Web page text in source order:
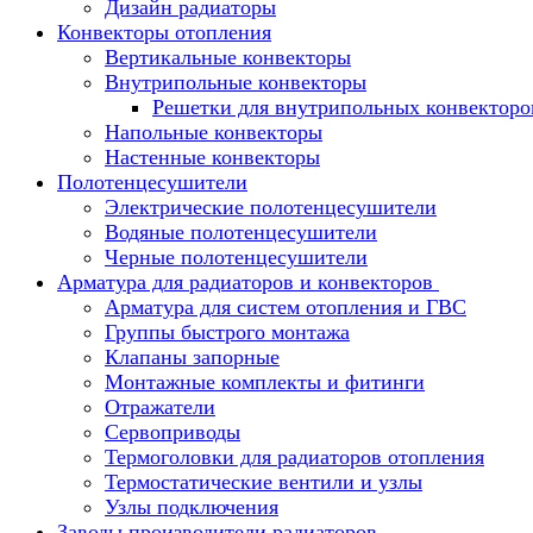
Дизайн радиаторы
Конвекторы отопления
Вертикальные конвекторы
Внутрипольные конвекторы
Решетки для внутрипольных
Напольные конвекторы
Настенные конвекторы
Полотенцесушители
Электрические полотенцесушители
Водяные полотенцесушители
Черные полотенцесушители
Арматура для радиаторов и конвекторов
Арматура для систем отопления и ГВС
Группы быстрого монтажа
Клапаны запорные
Монтажные комплекты и фитинги
Отражатели
Сервоприводы
Термоголовки для радиаторов отопления
Термостатические вентили и узлы
Узлы подключения